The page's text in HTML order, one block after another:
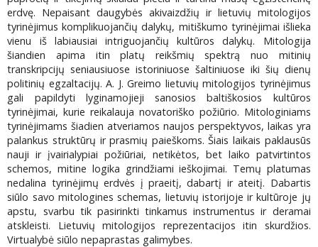
erdvę. Nepaisant daugybės akivaizdžių ir lietuvių mitologijos
tyrinėjimus komplikuojančių dalykų, mitiškumo tyrinėjimai išlieka
vienu iš labiausiai intriguojančių kultūros dalykų. Mitologija
šiandien apima itin platų reikšmių spektrą nuo mitinių
transkripcijų seniausiuose istoriniuose šaltiniuose iki šių dienų
politinių egzaltacijų. A. J. Greimo lietuvių mitologijos tyrinėjimus
gali papildyti lyginamojieji sanosios baltiškosios kultūros
tyrinėjimai, kurie reikalauja novatoriško požiūrio. Mitologiniams
tyrinėjimams šiadien atveriamos naujos perspektyvos, laikas yra
palankus struktūrų ir prasmių paieškoms. Šiais laikais paklausūs
nauji ir įvairialypiai požiūriai, netikėtos, bet laiko patvirtintos
schemos, mitine logika grindžiami ieškojimai. Temų platumas
nedalina tyrinėjimų erdvės į praeitį, dabartį ir ateitį. Dabartis
siūlo savo mitologines schemas, lietuvių istorijoje ir kultūroje jų
apstu, svarbu tik pasirinkti tinkamus instrumentus ir deramai
atskleisti. Lietuvių mitologijos reprezentacijos itin skurdžios.
Virtualybė siūlo nepaprastas galimybes.